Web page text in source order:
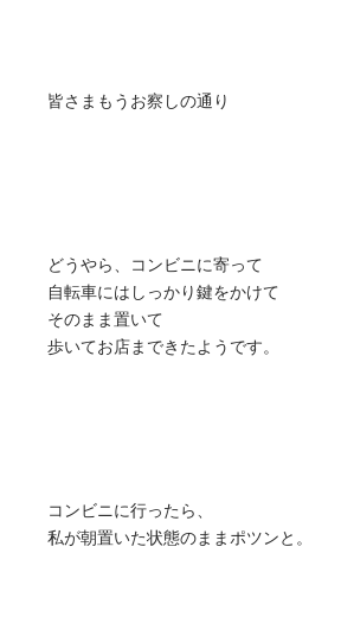
皆さまもうお察しの通り
どうやら、コンビニに寄って
自転車にはしっかり鍵をかけて
そのまま置いて
歩いてお店まできたようです。
コンビニに行ったら、
私が朝置いた状態のままポツンと。